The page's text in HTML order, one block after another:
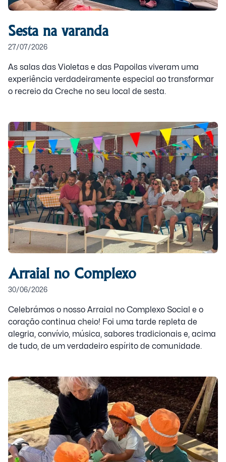
Sesta na varanda
27/07/2026
As salas das Violetas e das Papoilas viveram uma
experiência verdadeiramente especial ao transformar
o recreio da Creche no seu local de sesta.
Arraial no Complexo
30/06/2026
Celebrámos o nosso Arraial no Complexo Social e o
coração continua cheio! Foi uma tarde repleta de
alegria, convívio, música, sabores tradicionais e, acima
de tudo, de um verdadeiro espírito de comunidade.